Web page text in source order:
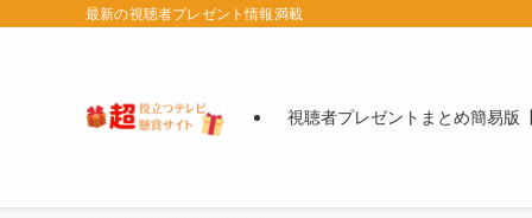
最新の視聴者プレゼント情報満載
視聴者プレゼントまとめ簡易版